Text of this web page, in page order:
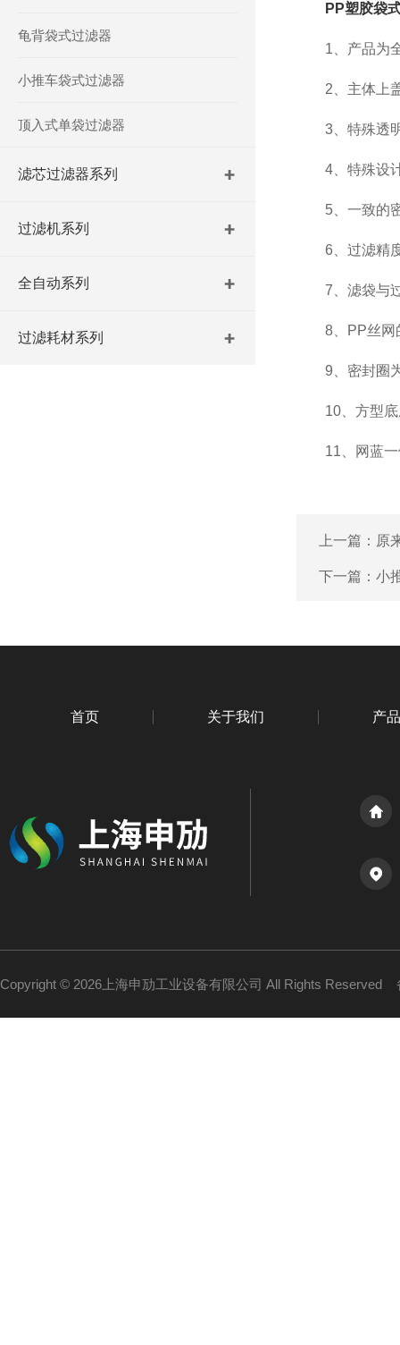
龟背袋式过滤器
小推车袋式过滤器
顶入式单袋过滤器
滤芯过滤器系列
过滤机系列
全自动系列
过滤耗材系列
PP塑胶袋
1、产品为全
2、主体上盖
3、特殊透明
4、特殊设计
5、一致的密
6、过滤精度
7、滤袋与过
8、PP丝网的
9、密封圈为
10、方型底座
11、网蓝一体
上一篇： 原
下一篇： 小
首页 关于我们 产
Copyright © 2026上海申劢工业设备有限公司 All Rights Reserved